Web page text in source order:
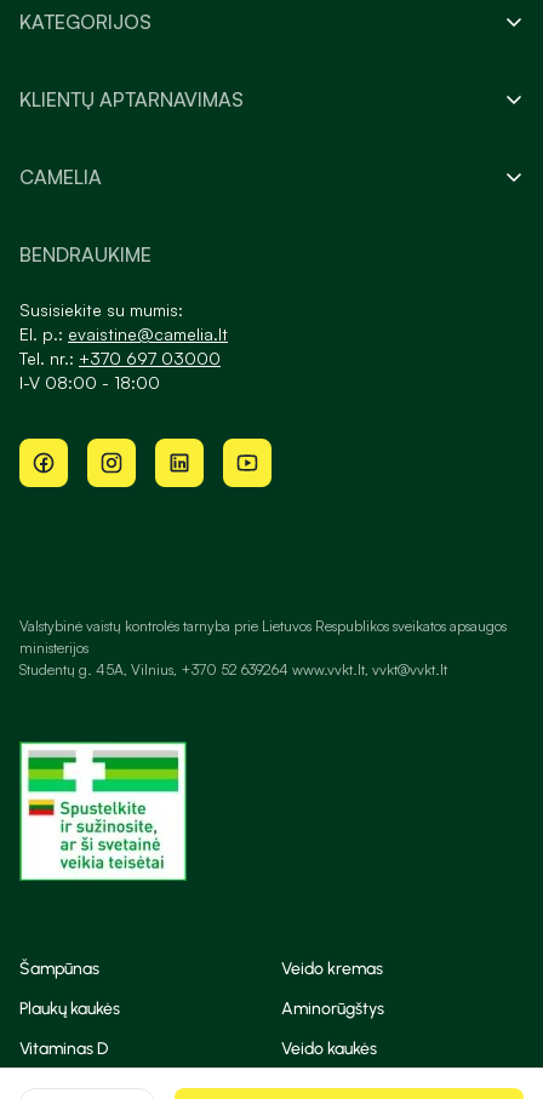
KATEGORIJOS
KLIENTŲ APTARNAVIMAS
CAMELIA
BENDRAUKIME
Susisiekite su mumis:
El. p.: evaistine@camelia.lt
Tel. nr.: +370 697 03000
I-V 08:00 - 18:00
Valstybinė vaistų kontrolės tarnyba prie Lietuvos Respublikos sveikatos apsaugos
ministerijos
Studentų g. 45A, Vilnius, +370 52 639264 www.vvkt.lt, vvkt@vvkt.lt
Šampūnas
Veido kremas
Plaukų kaukės
Aminorūgštys
Vitaminas D
Veido kaukės
Korėjietiška kosmetika
Eteriniai aliejai